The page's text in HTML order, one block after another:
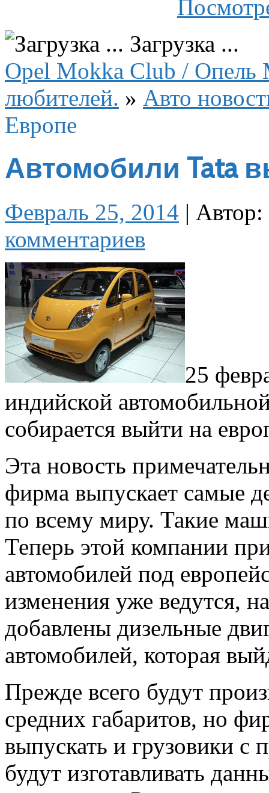
Загрузка ...
Opel Mokka Club / Опель
любителей. » Авто
Европе
Автомобили Tata
Февраль 25, 2014 | Автор:
комментариев
25
индийской
собирается выйти на
Эта новость
фирма выпускает самые
по всему миру. Такие
Теперь этой компании
автомобилей под
изменения уже ведутся,
добавлены дизельные
автомобилей, которая
Прежде всего будут
средних габаритов, но
выпускать и грузовики с
будут изготавливать